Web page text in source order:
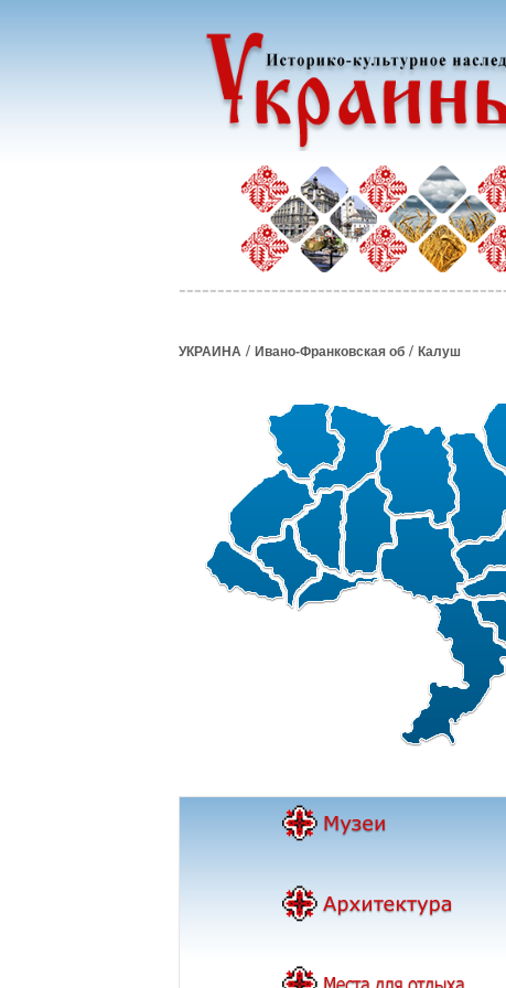
УКРАИНА / Ивано-Франковская об / Калуш